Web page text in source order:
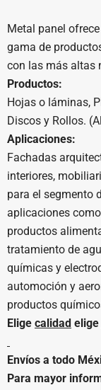
Metal panel
gama de
con las más altas
Productos:
Hojas o láminas,
Discos y Rollos.
Aplicaciones:
Fachadas
interiores,
para el segmento
aplicaciones
productos
tratamiento de
químicas y
automoción y
productos
Elige calidad elige
Envíos a todo
Para mayor